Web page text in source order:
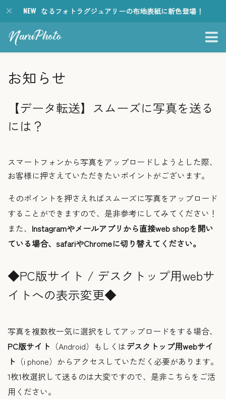
なるフォトラグジュアリーの布地表紙に新色登場！
お知らせ
【データ転送】スムーズに写真を送る
には？
スマートフォンから写真をアップロードしようとした際、
お客様に押さえていただきたいポイントがございます。
そのポイントを押さえればスムーズに写真をアップロード
することができますので、是非参考にしてみてください！
また、 Instagramやメールアプリから直接web shopを開い
ている場合、safariやChromeに切り替えてください。
◆PC版サイト / デスクトップ用webサ
イトへの表示変更◆
写真を複数枚一気に選択をしてアップロードをする場合、
PC版サイト （Android）もしくはデスクトップ用webサイ
ト （i phone）からアクセスしていただく必要があります。
1枚1枚選択して送るのは大変ですので、是非こちらをご活
用ください。